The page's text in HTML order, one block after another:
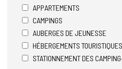
APPARTEMENTS
CAMPINGS
AUBERGES DE JEUNESSE
HÉBERGEMENTS TOURISTIQUES
STATIONNEMENT DES